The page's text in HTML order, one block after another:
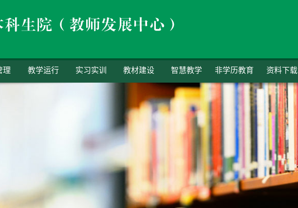
理 教学运行 实习实训 教材建设 智慧教学 非学历教育 资料下载